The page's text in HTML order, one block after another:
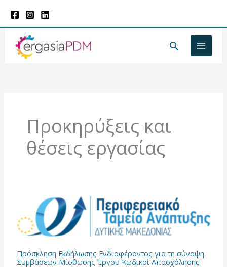
στο
περιεχόμενο
Προκηρύξεις και
θέσεις εργασίας
Πρόσκληση Εκδήλωσης Ενδιαφέροντος για τη σύναψη
Συμβάσεων Μίσθωσης Έργου Κωδικοί Απασχόλησης